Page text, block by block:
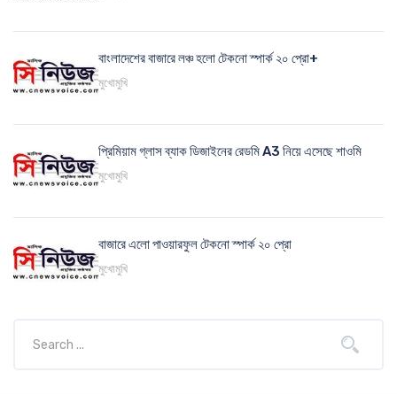
বাংলাদেশের বাজারে লঞ্চ হলো টেকনো স্পার্ক ২০ প্রো+
মুখোমুখি
প্রিমিয়াম গ্লাস ব্যাক ডিজাইনের রেডমি A3 নিয়ে এসেছে শাওমি
মুখোমুখি
বাজারে এলো পাওয়ারফুল টেকনো স্পার্ক ২০ প্রো
মুখোমুখি